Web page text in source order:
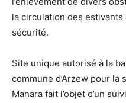
la circulation des
sécurité.
Site unique autorisé à la
commune d’Arzew pour la
Manara fait l’objet d’un